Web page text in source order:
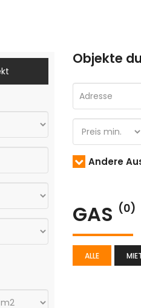
Objekte
Andere
GAS (0)
ALLE